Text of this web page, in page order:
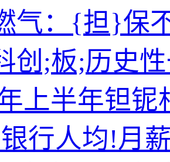
气：{担}保
创;板;历史
上半年钽
行人均!月